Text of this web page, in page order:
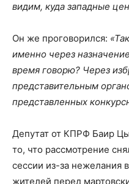
видим, куда западные
Он же проговорился:
именно через
время говорю? Через
представительным
представленных
Депутат от КПРФ Баир
то, что рассмотрение
сессии из-за нежелания
жителей перед